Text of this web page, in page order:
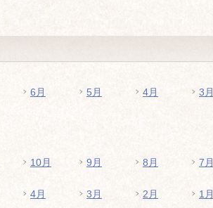
6月 5月 4月 3月
10月 9月 8月 7月
4月 3月 2月 1月